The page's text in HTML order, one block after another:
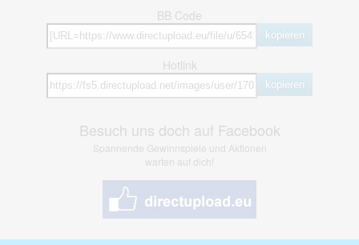
BB Code
kopieren
Hotlink
kopieren
Besuch uns doch auf Facebook
Spannende Gewinnspiele und Aktionen
warten auf dich!